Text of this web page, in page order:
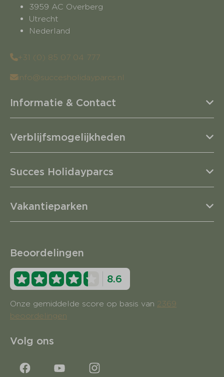
3959 AC Overberg
Utrecht
Nederland
+31 (0) 85 07 04 777
info@succesholidayparcs.nl
Informatie & Contact
Verblijfsmogelijkheden
Succes Holidayparcs
Vakantieparken
Beoordelingen
8.6
Onze gemiddelde score op basis van 2369
beoordelingen
Volg ons